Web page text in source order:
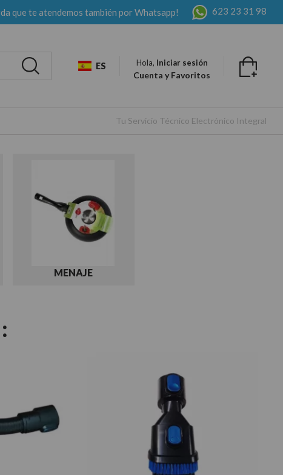
que te atendemos también por Whatsapp! 623 23 31 98
ES Hola, Iniciar sesión
Cuenta y Favoritos
Tu Servicio Técnico Electrónico Integral
MENAJE